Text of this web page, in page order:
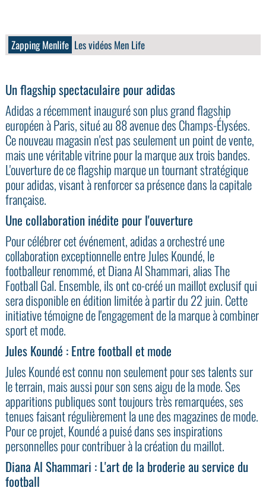
Zapping Menlife Les vidéos Men Life
Un flagship spectaculaire pour adidas
Adidas a récemment inauguré son plus grand flagship
européen à Paris, situé au 88 avenue des Champs-Élysées.
Ce nouveau magasin n'est pas seulement un point de vente,
mais une véritable vitrine pour la marque aux trois bandes.
L'ouverture de ce flagship marque un tournant stratégique
pour adidas, visant à renforcer sa présence dans la capitale
française.
Une collaboration inédite pour l'ouverture
Pour célébrer cet événement, adidas a orchestré une
collaboration exceptionnelle entre Jules Koundé, le
footballeur renommé, et Diana Al Shammari, alias The
Football Gal. Ensemble, ils ont co-créé un maillot exclusif qui
sera disponible en édition limitée à partir du 22 juin. Cette
initiative témoigne de l'engagement de la marque à combiner
sport et mode.
Jules Koundé : Entre football et mode
Jules Koundé est connu non seulement pour ses talents sur
le terrain, mais aussi pour son sens aigu de la mode. Ses
apparitions publiques sont toujours très remarquées, ses
tenues faisant régulièrement la une des magazines de mode.
Pour ce projet, Koundé a puisé dans ses inspirations
personnelles pour contribuer à la création du maillot.
Diana Al Shammari : L'art de la broderie au service du
football